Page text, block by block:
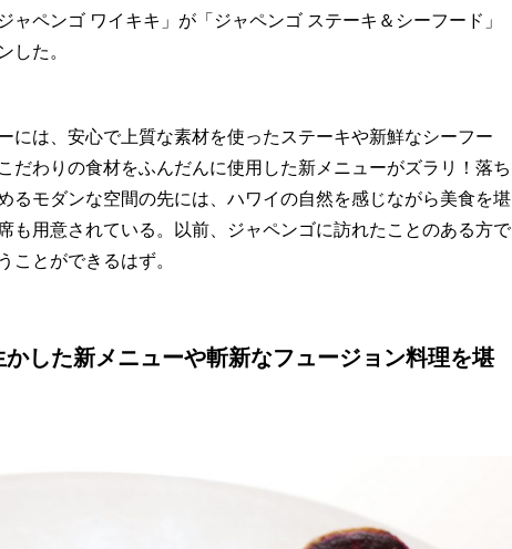
ャペンゴ ワイキキ」が「ジャペンゴ ステーキ＆シーフード」
した。
には、安心で上質な素材を使ったステーキや新鮮なシーフー
だわりの食材をふんだんに使用した新メニューがズラリ！落ち
るモダンな空間の先には、ハワイの自然を感じながら美食を堪
も用意されている。以前、ジャペンゴに訪れたことのある方で
ことができるはず。
した新メニューや斬新なフュージョン料理を堪